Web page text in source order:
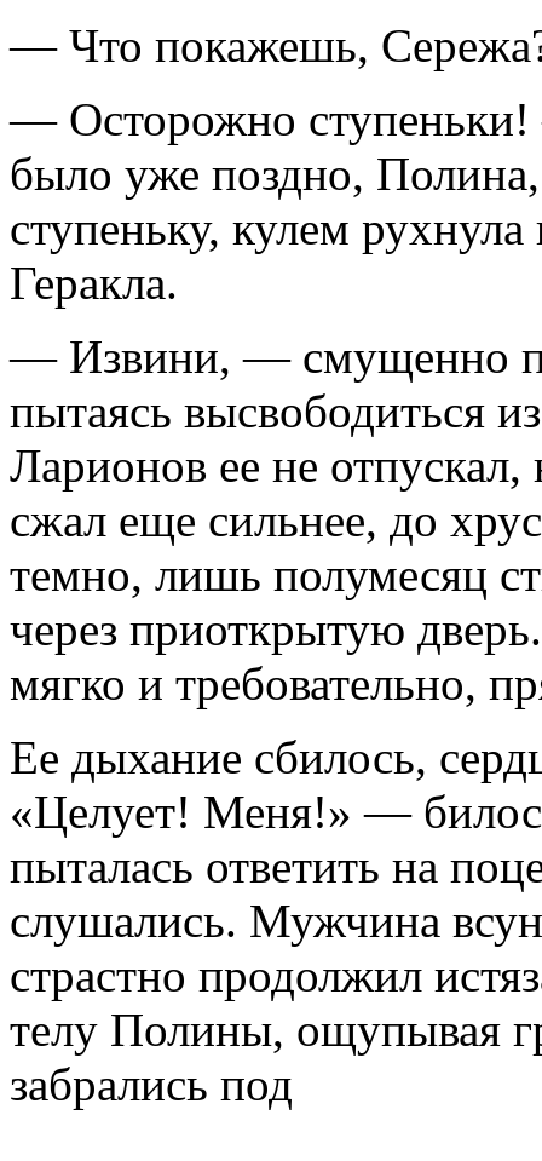
— Что покажешь,
— Осторожно
было уже поздно,
ступеньку, кулем
Геракла.
— Извини, — смущенно
пытаясь высвободиться
Ларионов ее не отпускал,
сжал еще сильнее, до
темно, лишь полумесяц
через приоткрытую
мягко и требовательно,
Ее дыхание сбилось,
«Целует! Меня!» —
пыталась ответить на
слушались. Мужчина
страстно продолжил
телу Полины, ощупывая
забрались под